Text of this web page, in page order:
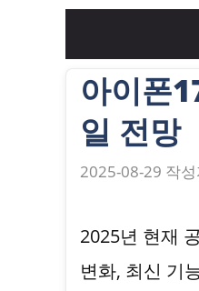
아이폰
일 전망
2025-08-29 작
2025년 현재
변화, 최신 기